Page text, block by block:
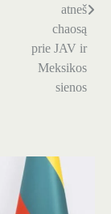
atneš
chaosą
prie JAV ir
Meksikos
sienos